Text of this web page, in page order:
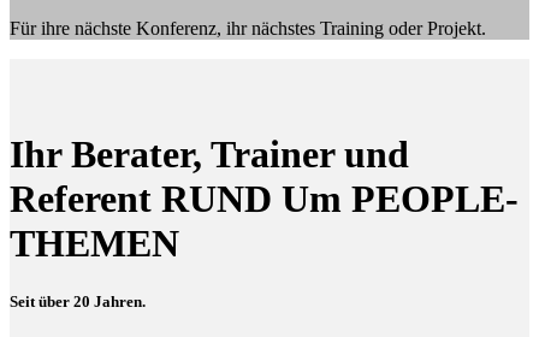
Für ihre nächste Konferenz, ihr nächstes Training oder Projekt.
Ihr Berater, Trainer und
Referent RUND Um PEOPLE-
THEMEN
Seit über 20 Jahren.